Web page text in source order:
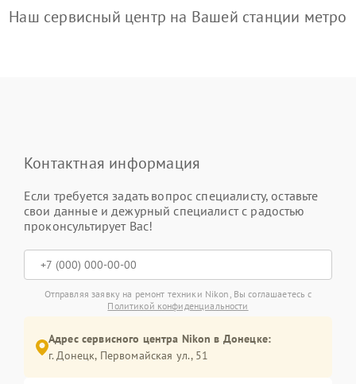
Наш сервисный центр на Вашей станции метро
Контактная информация
Если требуется задать вопрос специалисту, оставьте
свои данные и дежурный специалист с радостью
проконсультирует Вас!
Отправляя заявку на ремонт техники Nikon, Вы соглашаетесь с
Политикой конфиденциальности
Адрес сервисного центра Nikon в Донецке:
г. Донецк, Первомайская ул., 51